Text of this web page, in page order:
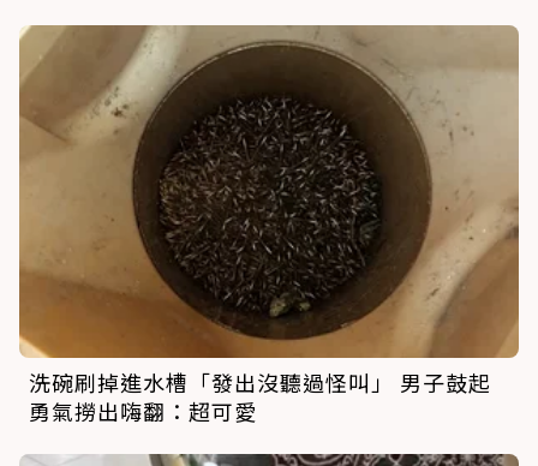
洗碗刷掉進水槽「發出沒聽過怪叫」 男子鼓起
勇氣撈出嗨翻：超可愛